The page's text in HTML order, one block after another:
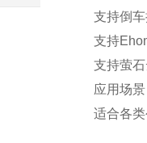
支持倒
支持
支持萤
应用场景
适合各